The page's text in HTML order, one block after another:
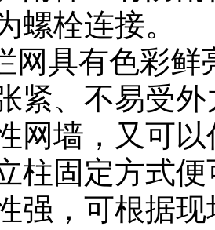
螺栓连接。
网具有色彩鲜
紧、不易受
网墙，又可
柱固定方式
强，可根据